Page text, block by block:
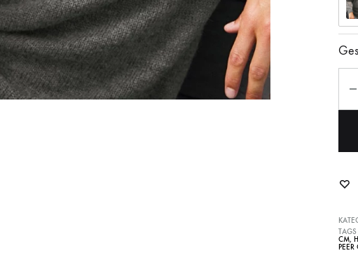
TAGS
CM,
PEER